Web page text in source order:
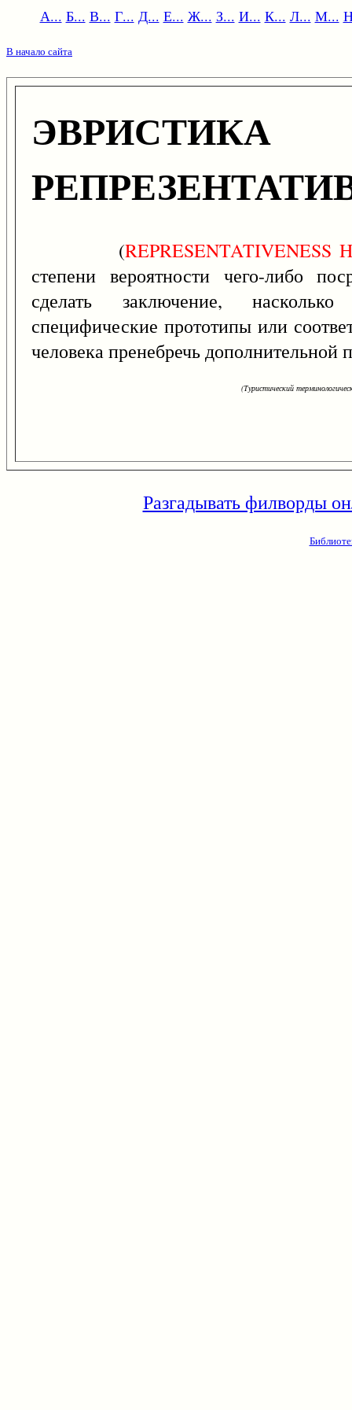
А... Б... В... Г... Д... Е... Ж... З... И... К... Л... М...
В начало сайта
ЭВРИСТИКА
(REPRESENTATIVENESS
степени вероятности чего-либо
сделать заключение,
специфические прототипы или
человека пренебречь
(Туристический
Разгадывать филворды